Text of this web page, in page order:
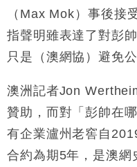
（Max Mok）事後接
指聲明雖表達了對彭
只是（澳網協）避免
澳洲記者Jon
贊助，而對「彭帥在
有企業瀘州老窖自
合約為期5年，是澳網